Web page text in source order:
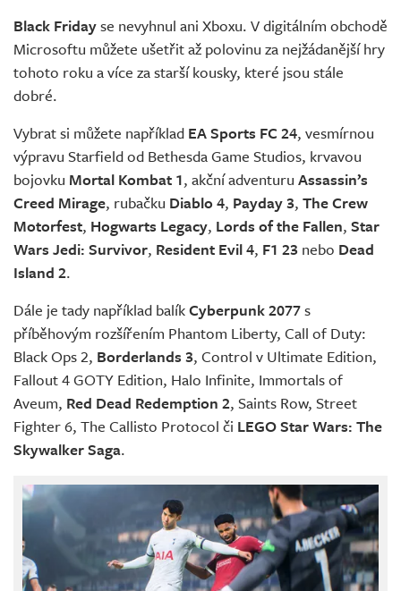
Živě
Black Fridayse nevyhnul ani Xboxu. V digitálním obchodě
Microsoftu můžete ušetřit až polovinu za nejžádanější hry
tohoto roku a více za starší kousky, které jsou stále
dobré.
Vybrat si můžete například EA Sports FC 24, vesmírnou
výpravu Starfield od Bethesda Game Studios, krvavou
bojovku Mortal Kombat 1, akční adventuru Assassin’s
Creed Mirage, rubačku Diablo 4, Payday 3, The Crew
Motorfest, Hogwarts Legacy, Lords of the Fallen, Star
Wars Jedi: Survivor, Resident Evil 4, F1 23 nebo Dead
Island 2.
Dále je tady například balíkCyberpunk 2077s
příběhovým rozšířením Phantom Liberty, Call of Duty:
Black Ops 2, Borderlands 3, Control v Ultimate Edition,
Fallout 4 GOTY Edition, Halo Infinite, Immortals of
Aveum, Red Dead Redemption 2, Saints Row, Street
Fighter 6, The Callisto Protocol či LEGO Star Wars: The
Skywalker Saga.